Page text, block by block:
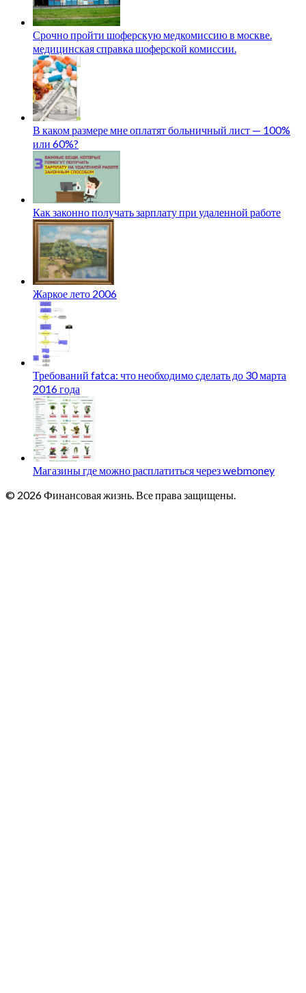
Срочно пройти шоферскую медкомиссию в москве.
медицинская справка шоферской комиссии.
В каком размере мне оплатят больничный лист — 100%
или 60%?
Как законно получать зарплату при удаленной работе
Жаркое лето 2006
Требований fatca: что необходимо сделать до 30 марта
2016 года
Магазины где можно расплатиться через webmoney
© 2026 Финансовая жизнь. Все права защищены.